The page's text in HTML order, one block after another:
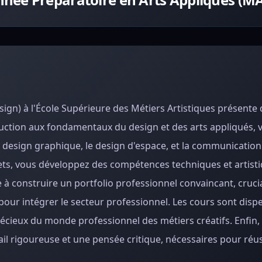
à l'École Supérieure des Métiers Artistiques
aux fondamentaux du design et des arts appliqués,
graphique, le design d'espace, et la communication
vous développez des compétences techniques et
construire un portfolio professionnel convaincant,
intégrer le secteur professionnel. Les cours sont
du monde professionnel des métiers créatifs.
et une pensée critique, nécessaires pour